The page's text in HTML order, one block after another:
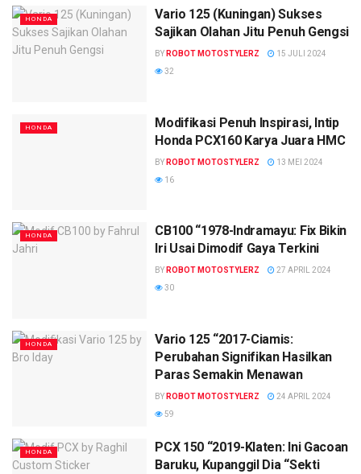
HONDA
Vario 125 (Kuningan) Sukses
Sajikan Olahan Jitu Penuh Gengsi
BY ROBOT MOTOSTYLERZ
15 JULI 2024
32
HONDA
Modifikasi Penuh Inspirasi, Intip
Honda PCX160 Karya Juara HMC
BY ROBOT MOTOSTYLERZ
13 MEI 2024
16
HONDA
CB100 “1978-Indramayu: Fix Bikin
Iri Usai Dimodif Gaya Terkini
BY ROBOT MOTOSTYLERZ
27 APRIL 2024
30
HONDA
Vario 125 “2017-Ciamis:
Perubahan Signifikan Hasilkan
Paras Semakin Menawan
BY ROBOT MOTOSTYLERZ
24 APRIL 2024
59
HONDA
PCX 150 “2019-Klaten: Ini Gacoan
Baruku, Kupanggil Dia “Sekti